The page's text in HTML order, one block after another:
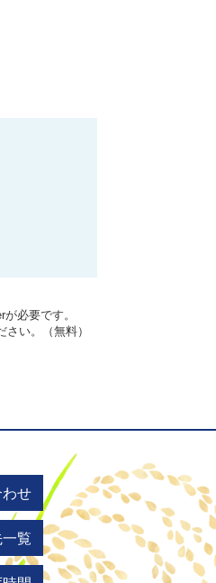
必要です。
い。（無料）
わせ
覧